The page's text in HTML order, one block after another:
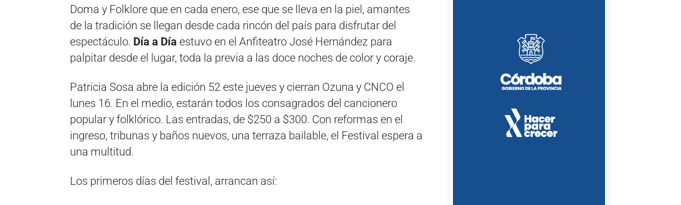
Doma y Folklore que en cada enero, ese que se lleva en la piel, amantes
de la tradición se llegan desde cada rincón del país para disfrutar del
espectáculo. Día a Día estuvo en el Anfiteatro José Hernández para
palpitar desde el lugar, toda la previa a las doce noches de color y coraje.
Patricia Sosa abre la edición 52 este jueves y cierran Ozuna y CNCO el
lunes 16. En el medio, estarán todos los consagrados del cancionero
popular y folklórico. Las entradas, de $250 a $300. Con reformas en el
ingreso, tribunas y baños nuevos, una terraza bailable, el Festival espera a
una multitud.
Los primeros días del festival, arrancan así: